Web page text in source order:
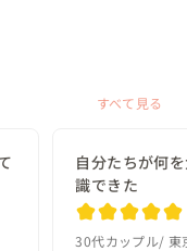
すべて見る
自分たちが何
識できた
30代カップル 東